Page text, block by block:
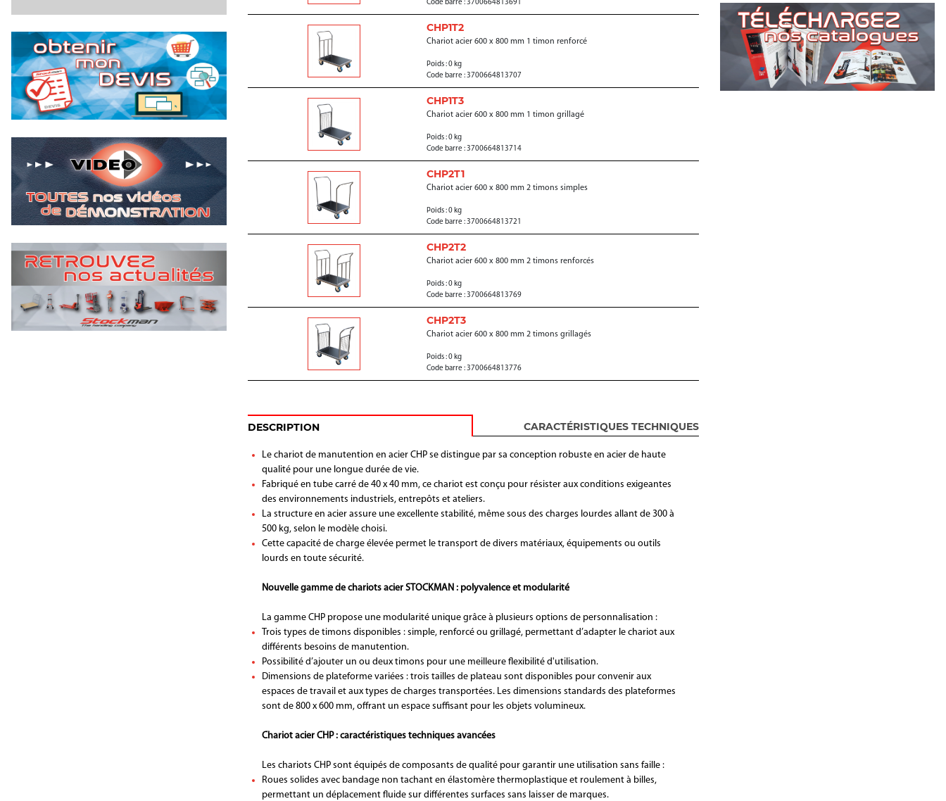
Code barre : 3700664813691
CHP1T2
Chariot acier 600 x 800 mm 1 timon renforcé
Poids : 0 kg
Code barre : 3700664813707
CHP1T3
Chariot acier 600 x 800 mm 1 timon grillagé
Poids : 0 kg
Code barre : 3700664813714
CHP2T1
Chariot acier 600 x 800 mm 2 timons simples
Poids : 0 kg
Code barre : 3700664813721
CHP2T2
Chariot acier 600 x 800 mm 2 timons renforcés
Poids : 0 kg
Code barre : 3700664813769
CHP2T3
Chariot acier 600 x 800 mm 2 timons grillagés
Poids : 0 kg
Code barre : 3700664813776
DESCRIPTION CARACTÉRISTIQUES TECHNIQUES
Le chariot de manutention en acier CHP se distingue par sa conception robuste en acier de haute
qualité pour une longue durée de vie.
Fabriqué en tube carré de 40 x 40 mm, ce chariot est conçu pour résister aux conditions exigeantes
des environnements industriels, entrepôts et ateliers.
La structure en acier assure une excellente stabilité, même sous des charges lourdes allant de 300 à
500 kg, selon le modèle choisi.
Cette capacité de charge élevée permet le transport de divers matériaux, équipements ou outils
lourds en toute sécurité.
Nouvelle gamme de chariots acier STOCKMAN : polyvalence et modularité
La gamme CHP propose une modularité unique grâce à plusieurs options de personnalisation :
Trois types de timons disponibles : simple, renforcé ou grillagé, permettant d’adapter le chariot aux
différents besoins de manutention.
Possibilité d’ajouter un ou deux timons pour une meilleure flexibilité d'utilisation.
Dimensions de plateforme variées : trois tailles de plateau sont disponibles pour convenir aux
espaces de travail et aux types de charges transportées. Les dimensions standards des plateformes
sont de 800 x 600 mm, offrant un espace suffisant pour les objets volumineux.
Chariot acier CHP : caractéristiques techniques avancées
Les chariots CHP sont équipés de composants de qualité pour garantir une utilisation sans faille :
Roues solides avec bandage non tachant en élastomère thermoplastique et roulement à billes,
permettant un déplacement fluide sur différentes surfaces sans laisser de marques.